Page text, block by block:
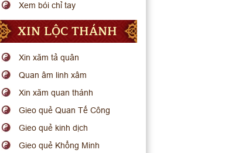
Xem bói chỉ tay
XIN LỘC THÁNH
Xin xăm tả quân
Quan âm linh xâm
Xin xăm quan thánh
Gieo quẻ Quan Tế Công
Gieo quẻ kinh dịch
Gieo quẻ Khổng Minh